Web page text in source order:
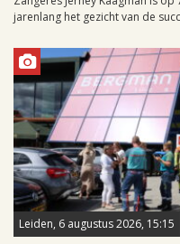
jarenlang het gezicht van de
Leiden, 6 augustus 2026, 15:15